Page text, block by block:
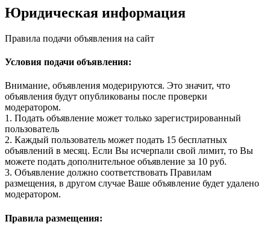
Юридическая информация
Правила подачи объявления на сайт
Условия подачи объявления:
Внимание, объявления модерируются. Это значит, что
объявления будут опубликованы после проверки
модератором.
1. Подать объявление может только зарегистрированный
пользователь
2. Каждый пользователь может подать 15 бесплатных
объявлений в месяц. Если Вы исчерпали свой лимит, то Вы
можете подать дополнительное объявление за 10 руб.
3. Объявление должно соответствовать Правилам
размещения, в другом случае Ваше объявление будет удалено
модератором.
Правила размещения: